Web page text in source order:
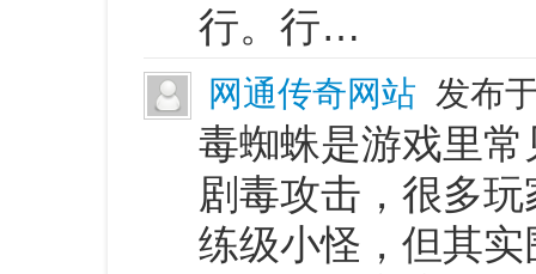
行。行…
网通传奇网站 发布
毒蜘蛛是游戏里
剧毒攻击，很多
练级小怪，但其